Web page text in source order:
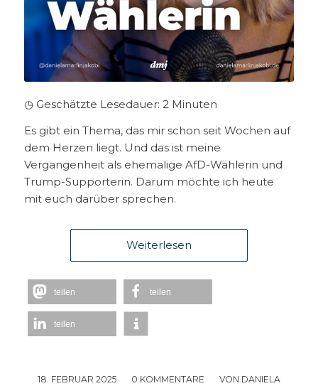
◷ Geschätzte Lesedauer: 2 Minuten
Es gibt ein Thema, das mir schon seit Wochen auf
dem Herzen liegt. Und das ist meine
Vergangenheit als ehemalige AfD-Wählerin und
Trump-Supporterin. Darum möchte ich heute
mit euch darüber sprechen.
Weiterlesen
teilen teilen
teilen
18. FEBRUAR 2025
/ 0 KOMMENTARE
/ VON DANIELA